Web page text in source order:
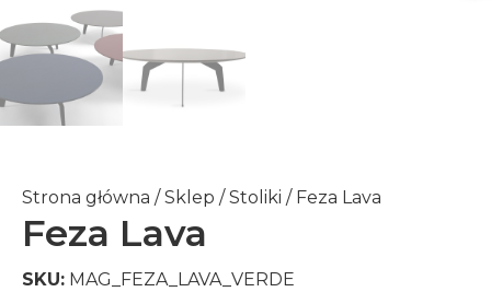
Strona główna /Sklep /Stoliki / Feza Lava
Feza Lava
SKU: MAG_FEZA_LAVA_VERDE